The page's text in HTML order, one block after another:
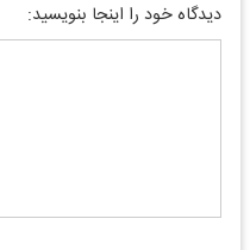
دیدگاه خود را اینجا بنویسید: